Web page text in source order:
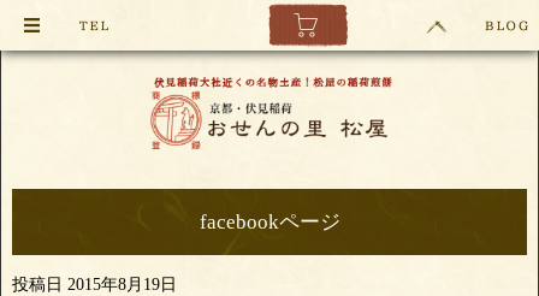
facebookページ
投稿日 2015年8月19日